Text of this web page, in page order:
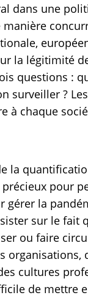
dans une
manière
la légitimité
questions :
surveiller ?
à chaque
la
pour
gérer la
sur le fait
ou faire
organisations,
cultures
de mettre